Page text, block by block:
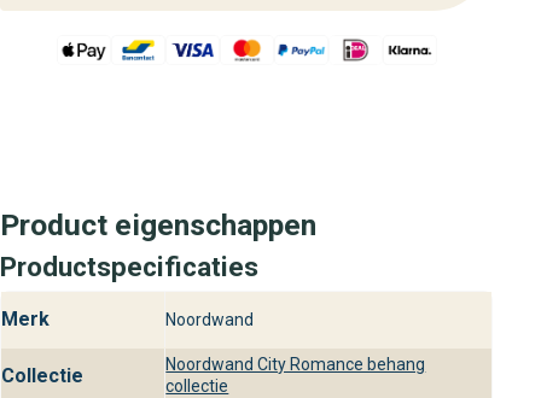
Product eigenschappen
Productspecificaties
Merk Noordwand
Collectie
Noordwand City Romance behang
collectie